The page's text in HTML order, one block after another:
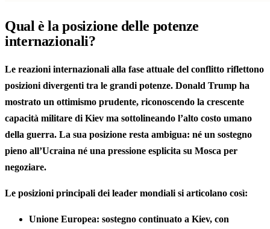
Qual è la posizione delle potenze
internazionali?
Le reazioni internazionali alla fase attuale del conflitto riflettono
posizioni divergenti tra le grandi potenze. Donald Trump ha
mostrato un ottimismo prudente, riconoscendo la crescente
capacità militare di Kiev ma sottolineando l’alto costo umano
della guerra. La sua posizione resta ambigua: né un sostegno
pieno all’Ucraina né una pressione esplicita su Mosca per
negoziare.
Le posizioni principali dei leader mondiali si articolano così:
Unione Europea: sostegno continuato a Kiev, con